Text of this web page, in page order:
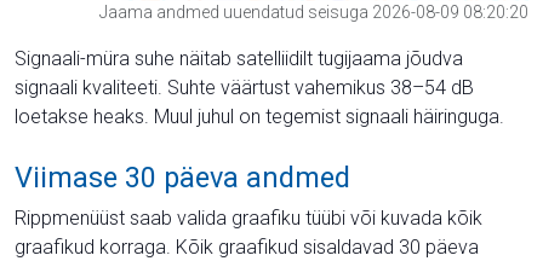
Jaama andmed uuendatud seisuga 2026-08-09 08:20:20
Signaali-müra suhe näitab satelliidilt tugijaama jõudva
signaali kvaliteeti. Suhte väärtust vahemikus 38–54 dB
loetakse heaks. Muul juhul on tegemist signaali häiringuga.
Viimase 30 päeva andmed
Rippmenüüst saab valida graafiku tüübi või kuvada kõik
graafikud korraga. Kõik graafikud sisaldavad 30 päeva